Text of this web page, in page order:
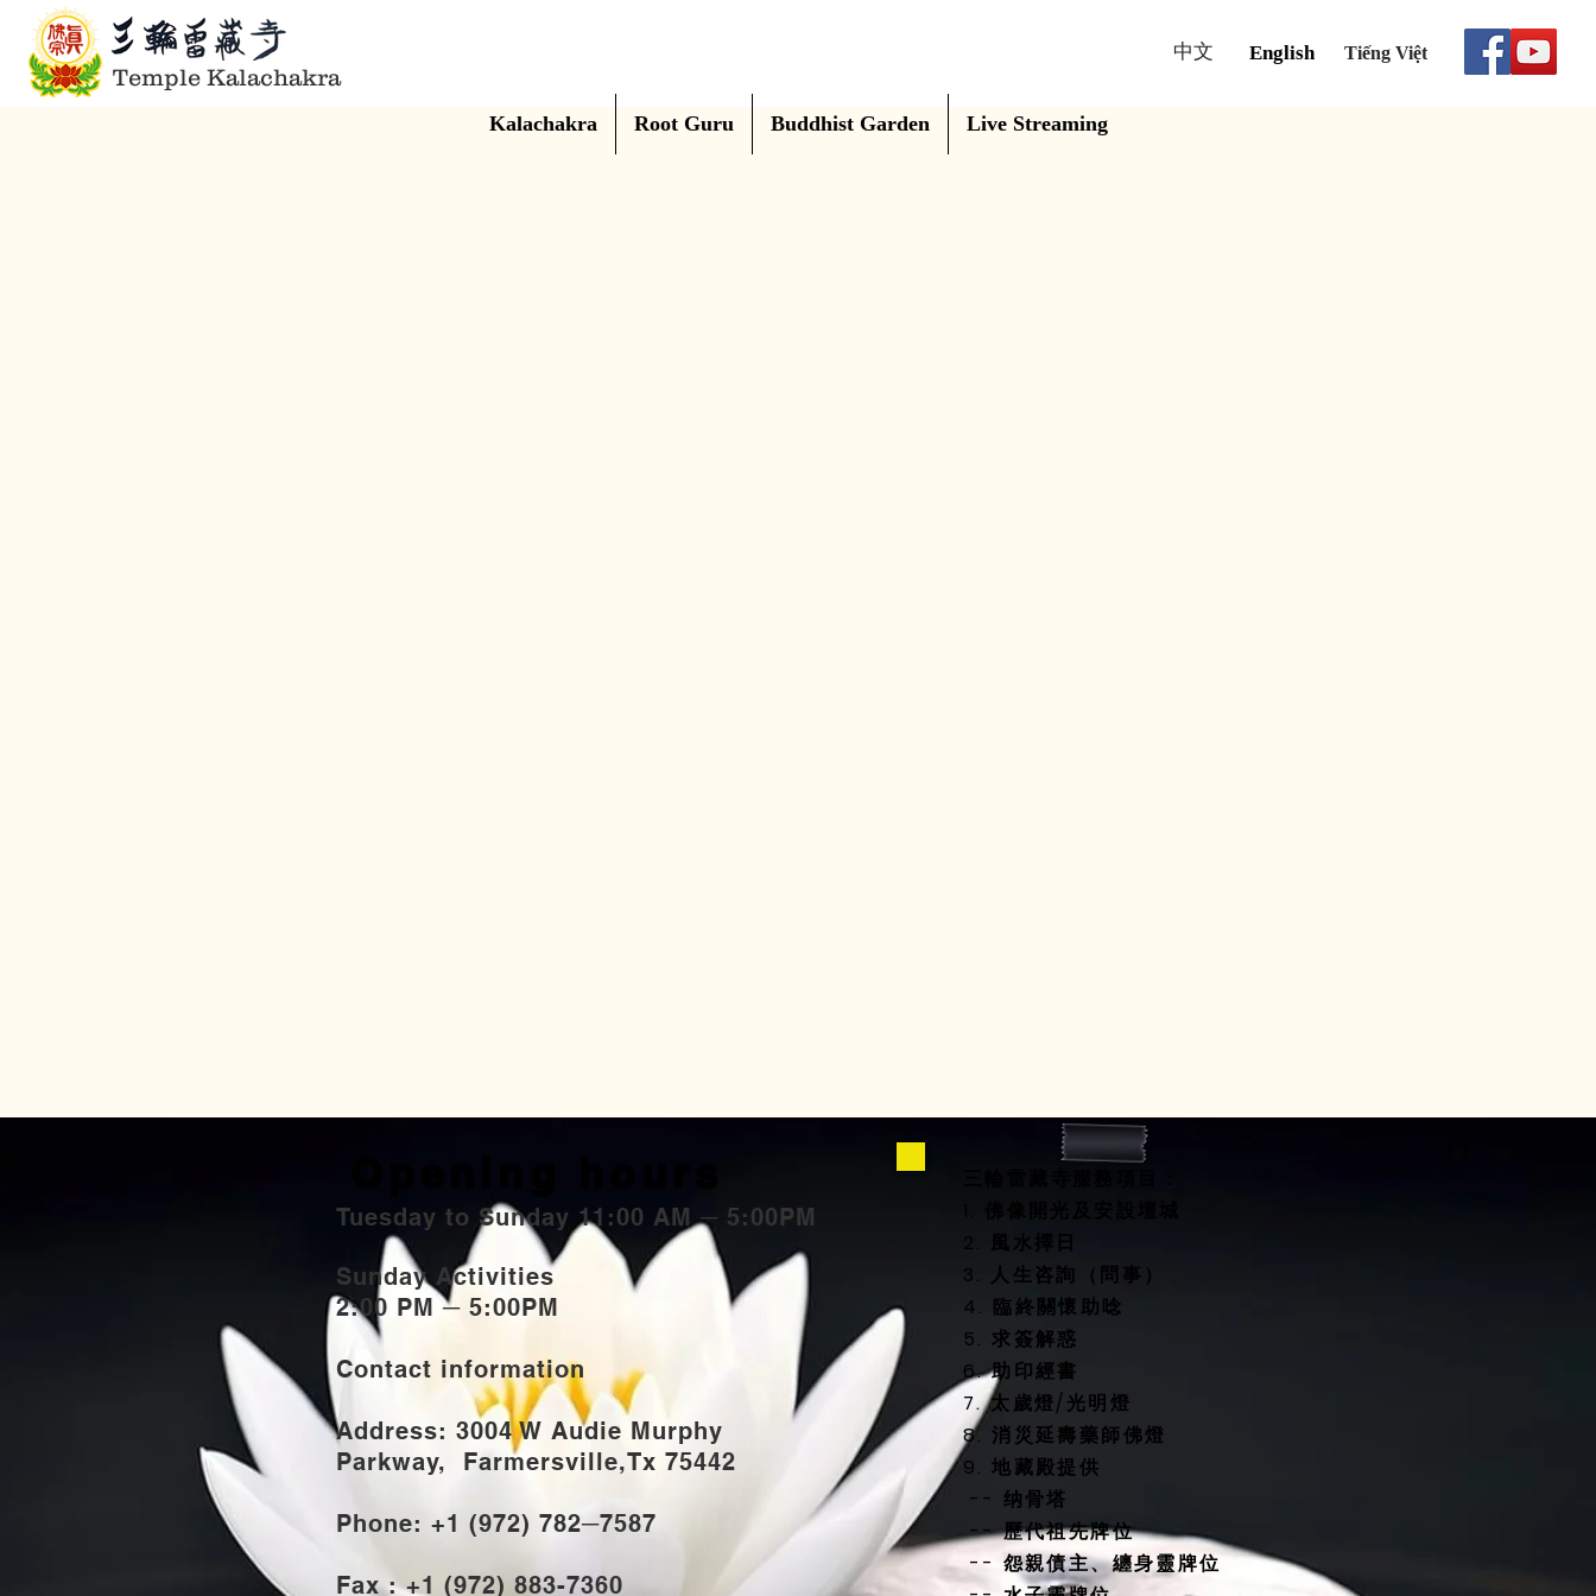
Temple Kalachakra
中文 English Tiếng Việt
Kalachakra Root Guru Buddhist Garden Live Streaming
Tuesday to Sunday 11:00 AM ─ 5:00PM
Sunday Activities
2:00 PM ─ 5:00PM
Contact information
Address: 3004 W Audie Murphy
Parkway, Farmersville,Tx 75442
Phone: +1 (972) 782─7587
Fax : +1 (972) 883-7360
2. 風水擇日
3. 人生咨詢（問事）
4. 臨終關懷助唸
5. 求簽解惑
6. 助印經書
7. 太歲燈/光明燈
8. 消災延壽藥師佛燈
9. 地藏殿提供
-- 纳骨塔
-- 歷代祖先牌位
-- 怨親債主、纏身靈牌位